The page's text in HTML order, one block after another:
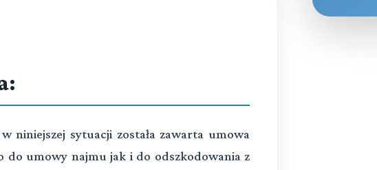
niniejszej sytuacji została zawarta umowa
umowy najmu jak i do odszkodowania z